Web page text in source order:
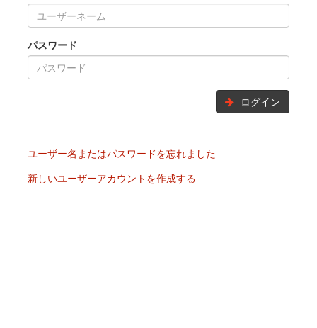
パスワード
ログイン
ユーザー名またはパスワードを忘れました
新しいユーザーアカウントを作成する